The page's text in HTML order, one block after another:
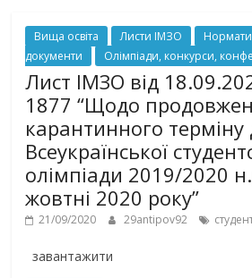
Вища освіта Листи ІМЗО
документи
Олімпіади, конкурси,
Лист ІМЗО від
1877 “Щодо
карантинного терміну
Всеукраїнської
олімпіади 2019/2020
жовтні 2020 року”
21/09/2020 29antipov92
завантажити